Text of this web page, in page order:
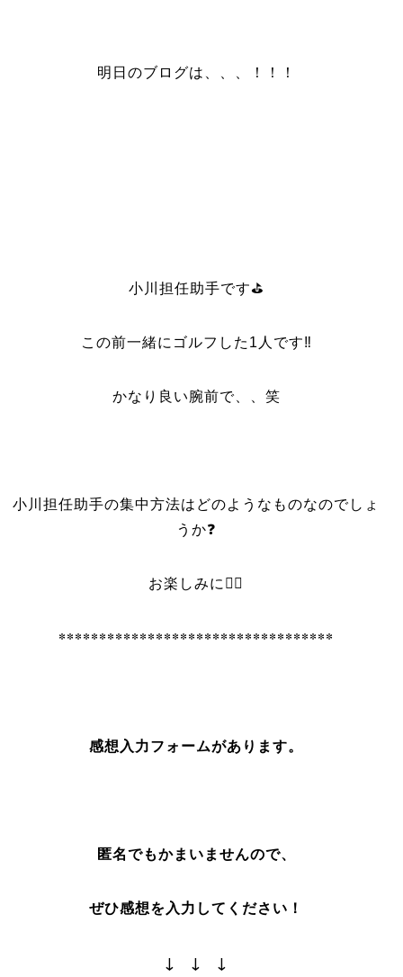
明日のブログは、、、！！！
小川担任助手です⛳️
この前一緒にゴルフした1人です‼️
かなり良い腕前で、、笑
小川担任助手の集中方法はどのようなものなのでしょ
うか❓
お楽しみに❤️‍🔥
**********************************
感想入力フォームがあります。
匿名でもかまいませんので、
ぜひ感想を入力してください！
↓ ↓ ↓